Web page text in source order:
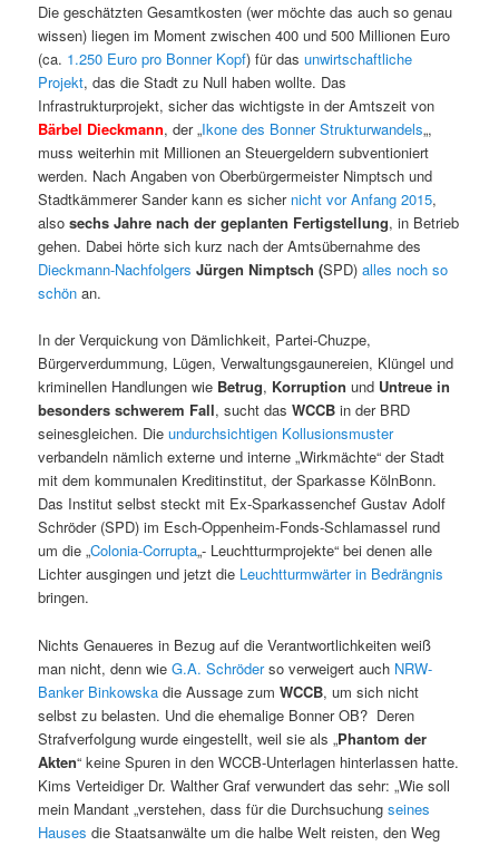
Die geschätzten Gesamtkosten (wer möchte das auch so genau
wissen) liegen im Moment zwischen 400 und 500 Millionen Euro
(ca. 1.250 Euro pro Bonner Kopf) für dasunwirtschaftliche
Projekt, das die Stadt zu Null haben wollte. Das
Infrastrukturprojekt, sicher das wichtigste in der Amtszeit von
Bärbel Dieckmann, der „Ikone des Bonner Strukturwandels„,
muss weiterhin mit Millionen an Steuergeldern subventioniert
werden. Nach Angaben von Oberbürgermeister Nimptsch und
Stadtkämmerer Sander kann es sicher nicht vor Anfang 2015,
alsosechs Jahre nach der geplanten Fertigstellung, in Betrieb
gehen. Dabei hörte sich kurz nach der Amtsübernahme des
Dieckmann-NachfolgersJürgen Nimptsch (SPD)alles noch so
schön an.
In der Verquickung von Dämlichkeit, Partei-Chuzpe,
Bürgerverdummung, Lügen, Verwaltungsgaunereien, Klüngel und
kriminellen Handlungen wie Betrug, Korruption und Untreue in
besonders schwerem Fall, sucht dasWCCB in der BRD
seinesgleichen. Dieundurchsichtigen Kollusionsmuster
verbandeln nämlich externe und interne „Wirkmächte“ der Stadt
mit dem kommunalen Kreditinstitut, der Sparkasse KölnBonn.
Das Institut selbst steckt mit Ex-Sparkassenchef Gustav Adolf
Schröder (SPD) im Esch-Oppenheim-Fonds-Schlamassel rund
um die „Colonia-Corrupta„- Leuchtturmprojekte“ bei denen alle
Lichter ausgingen und jetzt die Leuchtturmwärter in Bedrängnis
bringen.
Nichts Genaueres in Bezug auf die Verantwortlichkeiten weiß
man nicht, denn wieG.A. Schröderso verweigert auch NRW-
Banker Binkowska die Aussage zumWCCB, um sich nicht
selbst zu belasten. Und die ehemalige Bonner OB? Deren
Strafverfolgung wurde eingestellt, weil sie als „Phantom der
Akten“ keine Spuren in den WCCB-Unterlagen hinterlassen hatte.
Kims Verteidiger Dr. Walther Graf verwundert das sehr: „Wie soll
mein Mandant „verstehen, dass für die Durchsuchungseines
Hauses die Staatsanwälte um die halbe Welt reisten, den Weg